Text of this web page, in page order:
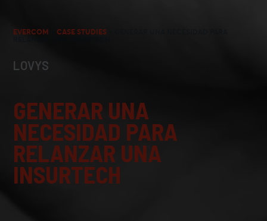
EVERCOM >CASE STUDIES
LOVYS
GENERAR UNA
NECESIDAD PARA
RELANZAR UNA
INSURTECH